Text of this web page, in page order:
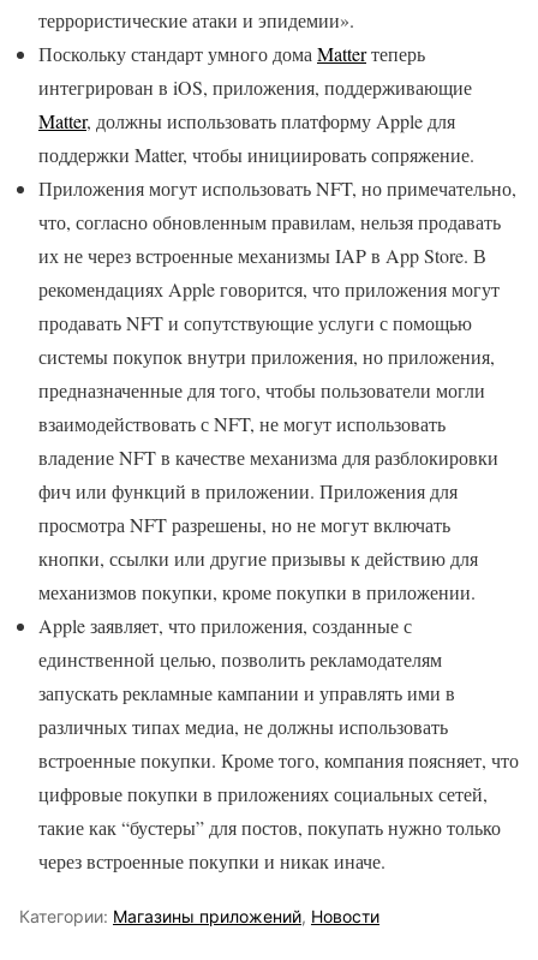
террористические атаки и эпидемии».
Поскольку стандарт умного дома Matterтеперь
интегрирован в iOS, приложения, поддерживающие
Matter, должны использовать платформу Apple для
поддержки Matter, чтобы инициировать сопряжение.
Приложения могут использовать NFT, но примечательно,
что, согласно обновленным правилам, нельзя продавать
их не через встроенные механизмы IAP в App Store. В
рекомендациях Apple говорится, что приложения могут
продавать NFT и сопутствующие услуги с помощью
системы покупок внутри приложения, но приложения,
предназначенные для того, чтобы пользователи могли
взаимодействовать с NFT, не могут использовать
владение NFT в качестве механизма для разблокировки
фич или функций в приложении. Приложения для
просмотра NFT разрешены, но не могут включать
кнопки, ссылки или другие призывы к действию для
механизмов покупки, кроме покупки в приложении.
Apple заявляет, что приложения, созданные с
единственной целью, позволить рекламодателям
запускать рекламные кампании и управлять ими в
различных типах медиа, не должны использовать
встроенные покупки. Кроме того, компания поясняет, что
цифровые покупки в приложениях социальных сетей,
такие как “бустеры” для постов, покупать нужно только
через встроенные покупки и никак иначе.
Категории: Магазины приложений, Новости